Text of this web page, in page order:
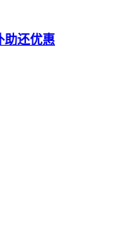
助还优惠